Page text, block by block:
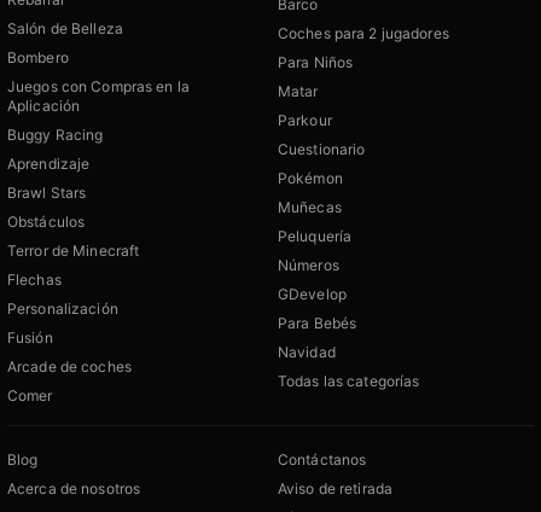
Salón de Belleza
Bombero
Juegos con Compras en la
Aplicación
Buggy Racing
Aprendizaje
Brawl Stars
Obstáculos
Terror de Minecraft
Flechas
Personalización
Fusión
Arcade de coches
Comer
Barco
Coches para 2 jugadores
Para Niños
Matar
Parkour
Cuestionario
Pokémon
Muñecas
Peluquería
Números
GDevelop
Para Bebés
Navidad
Todas las categorías
Blog
Acerca de nosotros
Contáctanos
Aviso de retirada